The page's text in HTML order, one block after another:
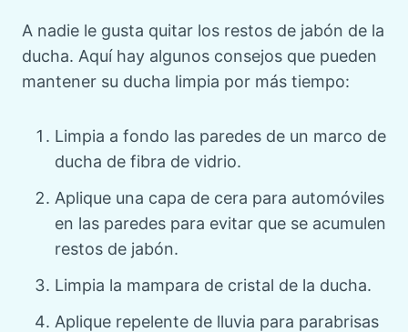
A nadie le gusta quitar los restos de jabón de la
ducha. Aquí hay algunos consejos que pueden
mantener su ducha limpia por más tiempo:
Limpia a fondo las paredes de un marco de
ducha de fibra de vidrio.
Aplique una capa de cera para automóviles
en las paredes para evitar que se acumulen
restos de jabón.
Limpia la mampara de cristal de la ducha.
Aplique repelente de lluvia para parabrisas